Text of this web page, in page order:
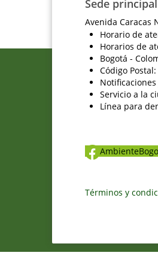
Sede principal
Avenida Caracas
Horario de
Horarios de
Bogotá -
Código
Servicio a la
Línea para
Términos y